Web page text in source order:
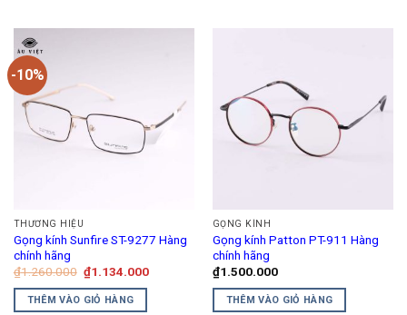
-10%
THƯƠNG HIỆU
Gọng kính Sunfire ST-9277 Hàng
chính hãng
₫1.260.000 Giá
gốc
là:
₫1.260.000.
₫1.134.000Giá
THÊM VÀO GIỎ HÀNG
GỌNG KÍNH
Gọng kính Patton PT-911 Hàng
chính hãng
₫1.500.000
THÊM VÀO GIỎ HÀNG